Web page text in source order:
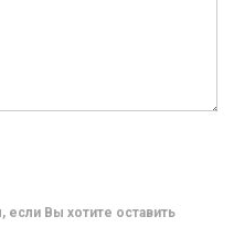
Вы хотите оставить